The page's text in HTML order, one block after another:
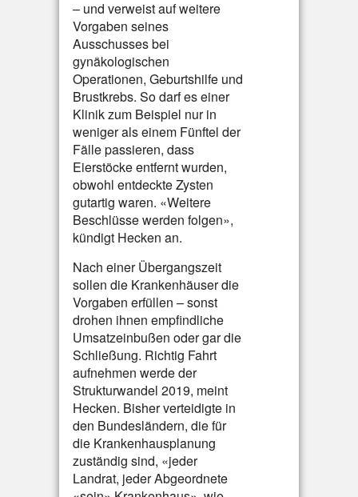
– und verweist auf weitere
Vorgaben seines
Ausschusses bei
gynäkologischen
Operationen, Geburtshilfe und
Brustkrebs. So darf es einer
Klinik zum Beispiel nur in
weniger als einem Fünftel der
Fälle passieren, dass
Eierstöcke entfernt wurden,
obwohl entdeckte Zysten
gutartig waren. «Weitere
Beschlüsse werden folgen»,
kündigt Hecken an.
Nach einer Übergangszeit
sollen die Krankenhäuser die
Vorgaben erfüllen – sonst
drohen ihnen empfindliche
Umsatzeinbußen oder gar die
Schließung. Richtig Fahrt
aufnehmen werde der
Strukturwandel 2019, meint
Hecken. Bisher verteidigte in
den Bundesländern, die für
die Krankenhausplanung
zuständig sind, «jeder
Landrat, jeder Abgeordnete